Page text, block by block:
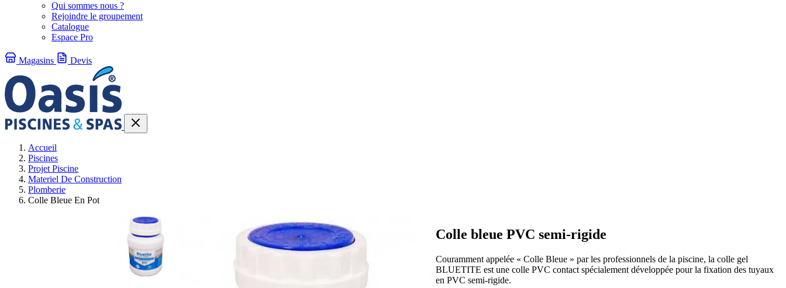
Qui sommes nous ?
Rejoindre le groupement
Catalogue
Espace Pro
Magasins Devis
Accueil
Piscines
Projet Piscine
Materiel De Construction
Plomberie
Colle Bleue En Pot
Colle bleue PVC semi-rigide
Couramment appelée « Colle Bleue » par les professionnels de la piscine, la colle gel
BLUETITE est une colle PVC contact spécialement développée pour la fixation des tuyaux
en PVC semi-rigide.